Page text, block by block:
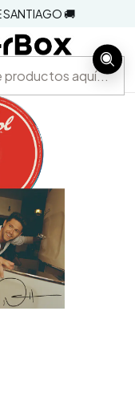
SANTIAGO 🚚